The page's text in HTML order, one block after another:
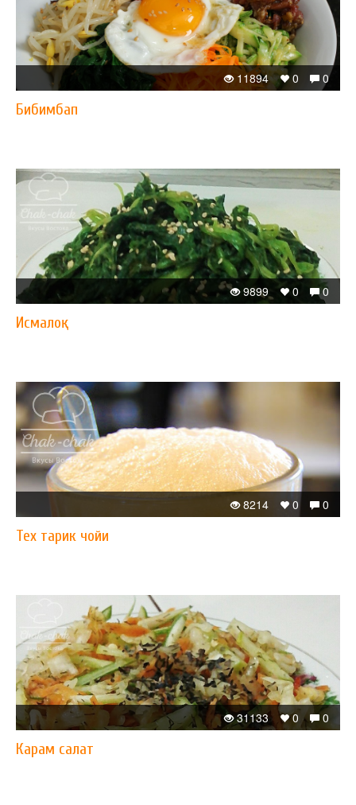
0
0
11894
Бибимбап
0
0
9899
Исмалоқ
0
0
8214
Теx тарик чойи
0
0
31133
Карам салат